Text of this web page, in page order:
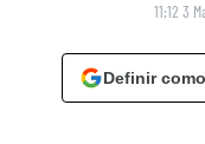
11:12 3
Definir